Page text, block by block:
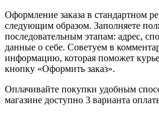
Оформление заказа в стандартном
следующим образом. Заполняете
последовательным этапам: адрес,
данные о себе. Советуем в
информацию, которая поможет
кнопку «Оформить заказ».
Оплачивайте покупки удобным
магазине доступно 3 варианта